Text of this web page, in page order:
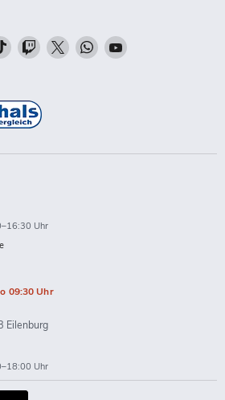
Finden
Sie
auf
TikTok
Finden
Sie
Twitch
Finden
Sie
Finden
Sie
Finden
Uhr
09:30 Uhr
Eilenburg
Uhr